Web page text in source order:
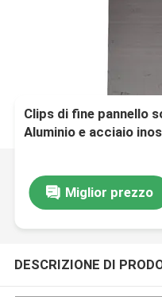
Clips di fine pannello
Aluminio e acciaio
Miglior prezzo
DESCRIZIONE DI